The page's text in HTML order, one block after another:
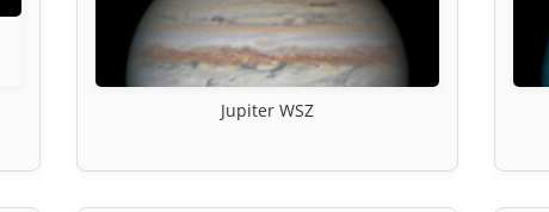
Jupiter WSZ